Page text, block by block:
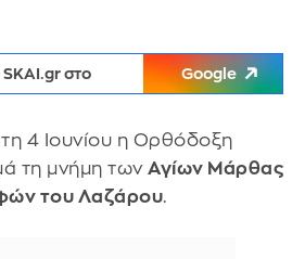
SKAI.gr στο Google
4 Ιουνίου η Ορθόδοξη
τη μνήμη των Αγίων Μάρθας
του Λαζάρου.